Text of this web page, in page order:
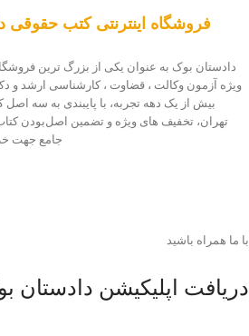
فروشگاه اینترنتی کتب حقوقی
دادستان بوک به عنوان یکی از بزرگ ترین
ویژه آزمون وکالت ، قضاوت ، کارشناسی ارشد و
بیش از یک دهه تجربه، با پایبندی به سه
تهران، تخفیف های ویژه و تضمین اصل‌بودن
جامع جهت
با ما همراه باشید
دریافت اپلیکیشن دادستان